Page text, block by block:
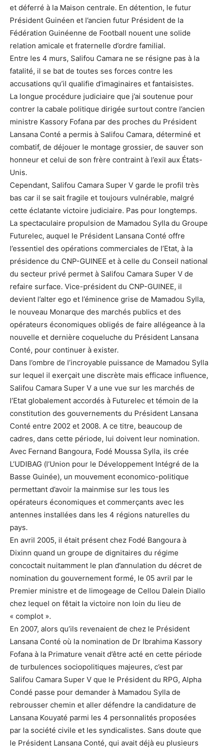
et déferré à la Maison centrale. En détention, le futur
Président Guinéen et l’ancien futur Président de la
Fédération Guinéenne de Football nouent une solide
relation amicale et fraternelle d’ordre familial.
Entre les 4 murs, Salifou Camara ne se résigne pas à la
fatalité, il se bat de toutes ses forces contre les
accusations qu’il qualifie d’imaginaires et fantaisistes.
La longue procédure judiciaire que j’ai soutenue pour
contrer la cabale politique dirigée surtout contre l’ancien
ministre Kassory Fofana par des proches du Président
Lansana Conté a permis à Salifou Camara, déterminé et
combatif, de déjouer le montage grossier, de sauver son
honneur et celui de son frère contraint à l’exil aux États-
Unis.
Cependant, Salifou Camara Super V garde le profil très
bas car il se sait fragile et toujours vulnérable, malgré
cette éclatante victoire judiciaire. Pas pour longtemps.
La spectaculaire propulsion de Mamadou Sylla du Groupe
Futurelec, auquel le Président Lansana Conté offre
l’essentiel des opérations commerciales de l’Etat, à la
présidence du CNP-GUINEE et à celle du Conseil national
du secteur privé permet à Salifou Camara Super V de
refaire surface. Vice-président du CNP-GUINEE, il
devient l’alter ego et l’éminence grise de Mamadou Sylla,
le nouveau Monarque des marchés publics et des
opérateurs économiques obligés de faire allégeance à la
nouvelle et dernière coqueluche du Président Lansana
Conté, pour continuer à exister.
Dans l’ombre de l’incroyable puissance de Mamadou Sylla
sur lequel il exerçait une discrète mais efficace influence,
Salifou Camara Super V a une vue sur les marchés de
l’Etat globalement accordés à Futurelec et témoin de la
constitution des gouvernements du Président Lansana
Conté entre 2002 et 2008. A ce titre, beaucoup de
cadres, dans cette période, lui doivent leur nomination.
Avec Fernand Bangoura, Fodé Moussa Sylla, ils crée
L’UDIBAG (l’Union pour le Développement Intégré de la
Basse Guinée), un mouvement economico-politique
permettant d’avoir la mainmise sur les tous les
opérateurs économiques et commerçants avec les
antennes installées dans les 4 régions naturelles du
pays.
En avril 2005, il était présent chez Fodé Bangoura à
Dixinn quand un groupe de dignitaires du régime
concoctait nuitamment le plan d’annulation du décret de
nomination du gouvernement formé, le 05 avril par le
Premier ministre et de limogeage de Cellou Dalein Diallo
chez lequel on fêtait la victoire non loin du lieu de
« complot ».
En 2007, alors qu’ils revenaient de chez le Président
Lansana Conté où la nomination de Dr Ibrahima Kassory
Fofana à la Primature venait d’être acté en cette période
de turbulences sociopolitiques majeures, c’est par
Salifou Camara Super V que le Président du RPG, Alpha
Condé passe pour demander à Mamadou Sylla de
rebrousser chemin et aller défendre la candidature de
Lansana Kouyaté parmi les 4 personnalités proposées
par la société civile et les syndicalistes. Sans doute que
le Président Lansana Conté, qui avait déjà eu plusieurs